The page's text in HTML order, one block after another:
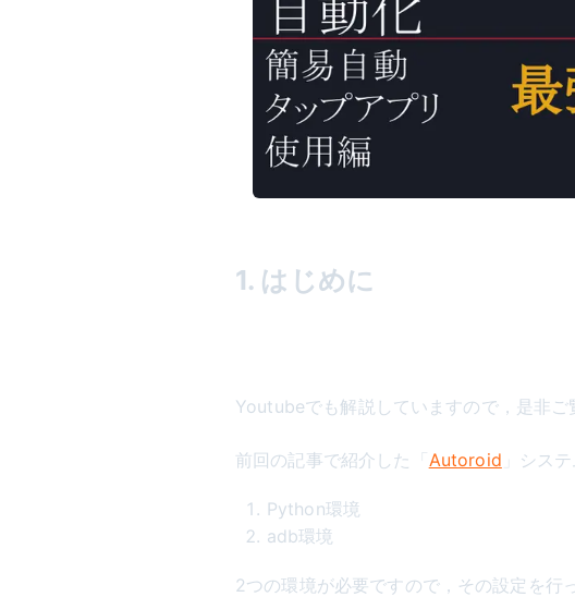
1. はじめに
Youtubeでも解説していますので，是非ご
前回の記事で紹介した「 Autoroid 」シス
Python環境
adb環境
2つの環境が必要ですので，その設定を行